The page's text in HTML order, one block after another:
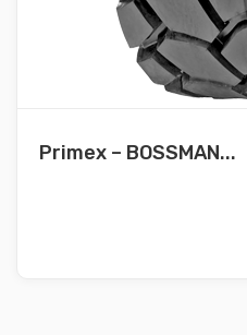
Primex – BOSSMAN...